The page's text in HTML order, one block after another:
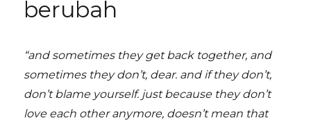
berubah
“and sometimes they get back together, and
sometimes they don’t, dear. and if they don’t,
don’t blame yourself. just because they don’t
love each other anymore, doesn’t mean that